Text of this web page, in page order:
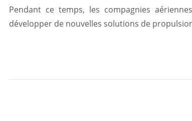
Pendant ce temps, les compagnies
développer de nouvelles solutions de